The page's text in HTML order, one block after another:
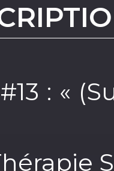
: «